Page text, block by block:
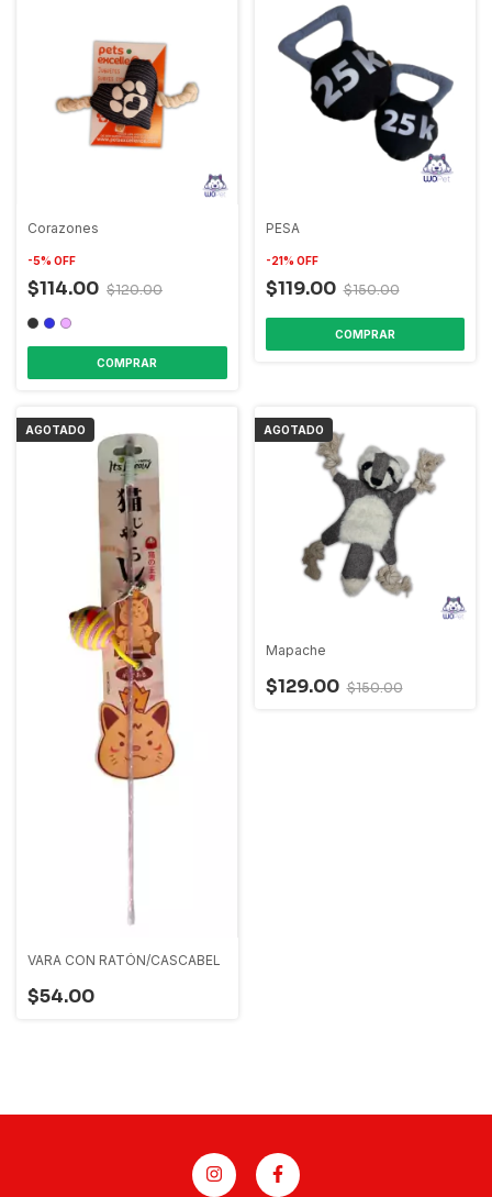
Corazones
-5% OFF
$114.00 $120.00
COMPRAR
PESA
-21% OFF
$119.00 $150.00
COMPRAR
AGOTADO
VARA CON RATÓN/CASCABEL
$54.00
AGOTADO
Mapache
$129.00 $150.00